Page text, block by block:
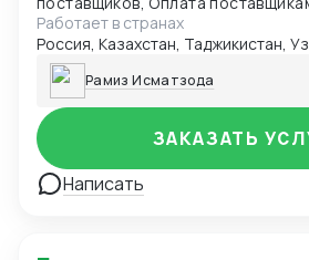
Инспекция товара
Работает в странах
Россия, Казахстан, Таджикистан,
Рамиз Исматзода
Написать
ЗАКАЗАТЬ